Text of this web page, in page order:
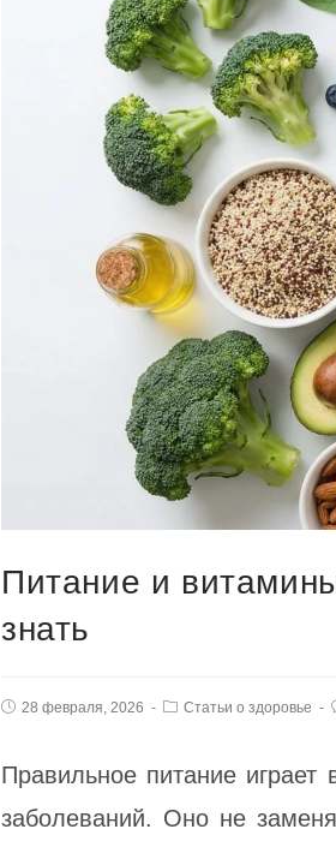
Питание и
знать
28 февраля, 2026 Статьи о здоровье
Правильное питание
заболеваний. Оно не